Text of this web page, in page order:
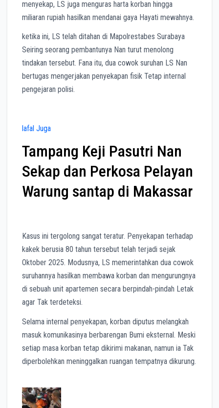
menyekap, LS juga menguras harta korban hingga
miliaran rupiah hasilkan mendanai gaya Hayati mewahnya.
ketika ini, LS telah ditahan di Mapolrestabes Surabaya
Seiring seorang pembantunya Nan turut menolong
tindakan tersebut. Fana itu, dua cowok suruhan LS Nan
bertugas mengerjakan penyekapan fisik Tetap internal
pengejaran polisi.
lafal Juga
Tampang Keji Pasutri Nan
Sekap dan Perkosa Pelayan
Warung santap di Makassar
Kasus ini tergolong sangat teratur. Penyekapan terhadap
kakek berusia 80 tahun tersebut telah terjadi sejak
Oktober 2025. Modusnya, LS memerintahkan dua cowok
suruhannya hasilkan membawa korban dan mengurungnya
di sebuah unit apartemen secara berpindah-pindah Letak
agar Tak terdeteksi.
Selama internal penyekapan, korban diputus melangkah
masuk komunikasinya berbarengan Bumi eksternal. Meski
setiap masa korban tetap dikirimi makanan, namun ia Tak
diperbolehkan meninggalkan ruangan tempatnya dikurung.